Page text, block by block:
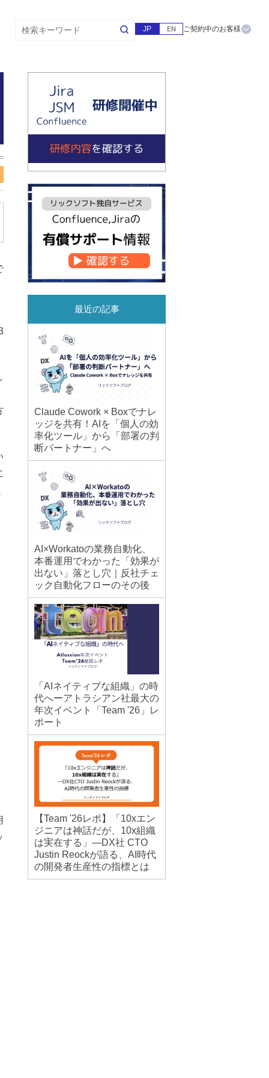
JP EN ご契約中のお客様
最近の記事
Claude Cowork × Boxでナレ
ッジを共有！AIを「個人の効
率化ツール」から「部署の判
断パートナー」へ
AI×Workatoの業務自動化、
本番運用でわかった「効果が
出ない」落とし穴｜反社チェ
ック自動化フローのその後
「AIネイティブな組織」の時
代へーアトラシアン社最大の
年次イベント「Team '26」レ
ポート
【Team '26レポ】「10xエン
ジニアは神話だが、10x組織
は実在する」―DX社 CTO
Justin Reockが語る、AI時代
の開発者生産性の指標とは